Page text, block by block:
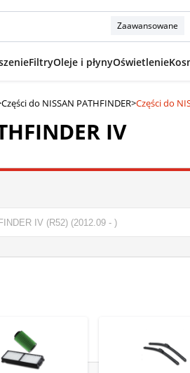
Zaawansowane
FiltryOleje i płynyOświetlenie
Części do NISSAN PATHFINDER>Części do
IV